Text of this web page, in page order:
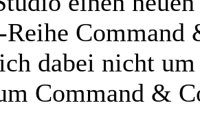
Reihe
dabei nicht
Command &